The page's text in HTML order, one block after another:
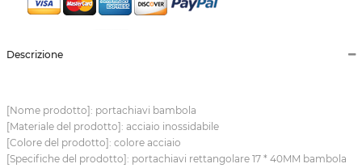
Descrizione
[Nome prodotto]: portachiavi bambola
[Materiale del prodotto]: acciaio inossidabile
[Colore del prodotto]: colore acciaio
[Specifiche del prodotto]: portachiavi rettangolare 17 * 40MM bambola